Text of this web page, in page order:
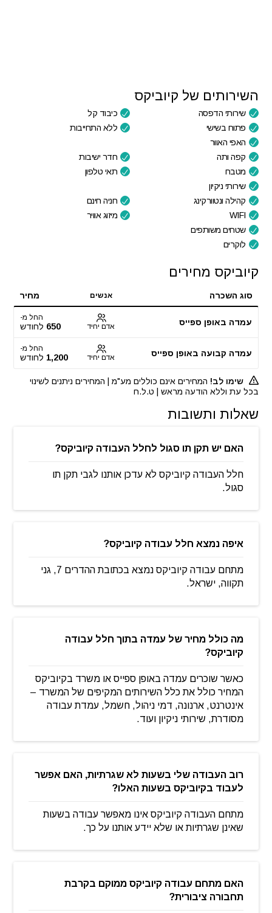
השירותים של קיוביקס
שירותי הדפסה
כיבוד קל
פתוח בשישי
ללא התחייבות
האפי האוור
קפה ותה
חדר ישיבות
מטבח
תאי טלפון
שירותי ניקיון
קהילה ונטוורקינג
חניה חינם
WIFI
מיזוג אוויר
שטחים משותפים
לוקרים
קיוביקס מחירים
סוג השכרה אנשים מחיר
עמדה באופן ספייס אדם יחיד
החל מ-
650 לחודש
עמדה קבועה באופן ספייס אדם יחיד
החל מ-
1,200 לחודש
שימו לב! המחירים אינם כוללים מע"מ | המחירים ניתנים לשינוי
בכל עת וללא הודעה מראש | ט.ל.ח
שאלות ותשובות
האם יש תקן תו סגול לחלל העבודה קיוביקס?
חלל העבודה קיוביקס לא עדכן אותנו לגבי תקן תו
סגול.
איפה נמצא חלל עבודה קיוביקס?
מתחם עבודה קיוביקס נמצא בכתובת ההדרים 7, גני
תקווה, ישראל.
מה כולל מחיר של עמדה בתוך חלל עבודה
קיוביקס?
כאשר שוכרים עמדה באופן ספייס או משרד בקיוביקס
המחיר כולל את כלל השירותים המקיפים של המשרד –
אינטרנט, ארנונה, דמי ניהול, חשמל, עמדת עבודה
מסודרת, שירותי ניקיון ועוד.
רוב העבודה שלי בשעות לא שגרתיות, האם אפשר
לעבוד בקיוביקס בשעות האלו?
מתחם העבודה קיוביקס אינו מאפשר עבודה בשעות
שאינן שגרתיות או שלא יידע אותנו על כך.
האם מתחם עבודה קיוביקס ממוקם בקרבת
תחבורה ציבורית?